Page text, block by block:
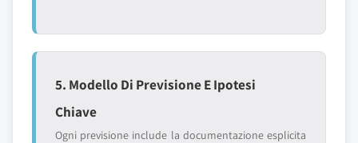
5. Modello Di Previsione E Ipotesi
Chiave
Ogni previsione include la documentazione esplicita